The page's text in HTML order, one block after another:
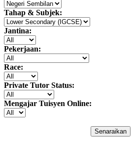
Tahap & Subjek:
Jantina:
Pekerjaan:
Race:
Private Tutor Status:
Mengajar Tuisyen Online:
Senaraikan